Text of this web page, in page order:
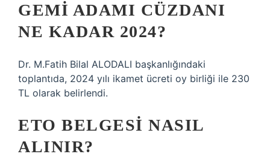
GEMI ADAMI CÜZDANI
NE KADAR 2024?
Dr. M.Fatih Bilal ALODALI başkanlığındaki
toplantıda, 2024 yılı ikamet ücreti oy birliği ile 230
TL olarak belirlendi.
ETO BELGESI NASIL
ALINIR?